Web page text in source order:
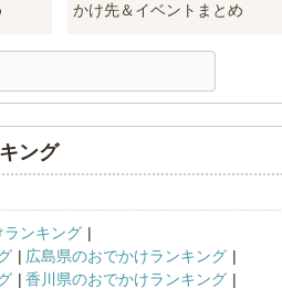
かけ先＆イベントまとめ
ング
ランキング
広島県のおでかけランキング
香川県のおでかけランキング